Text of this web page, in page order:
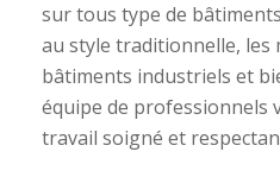
sur tous type de
au style traditionnelle, les
bâtiments industriels et
équipe de professionnels
travail soigné et